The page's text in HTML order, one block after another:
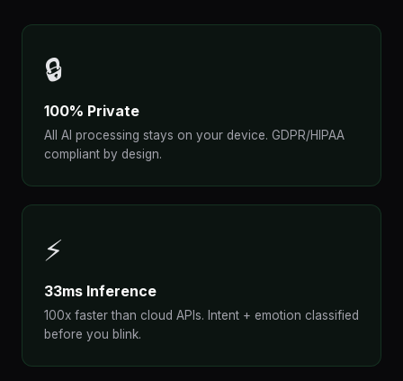
🔒
100% Private
All AI processing stays on your device. GDPR/HIPAA
compliant by design.
⚡
33ms Inference
100x faster than cloud APIs. Intent + emotion classified
before you blink.